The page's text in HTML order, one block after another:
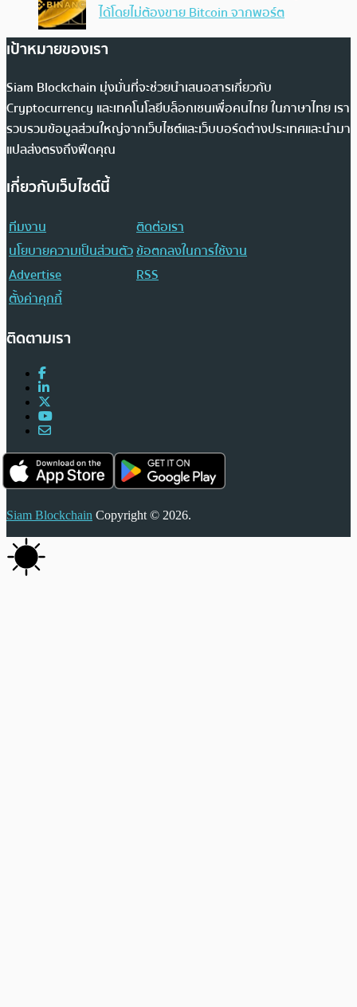
ได้โดยไม่ต้องขาย Bitcoin จากพอร์ต
เป้าหมายของเรา
Siam Blockchain มุ่งมั่นที่จะช่วยนำเสนอสารเกี่ยวกับ
Cryptocurrency และเทคโนโลยีบล็อกเชนเพื่อคนไทย ในภาษาไทย เรา
รวบรวมข้อมูลส่วนใหญ่จากเว็บไซต์และเว็บบอร์ดต่างประเทศและนำมา
แปลส่งตรงถึงฟีดคุณ
เกี่ยวกับเว็บไซต์นี้
ทีมงาน
ติดต่อเรา
นโยบายความเป็นส่วนตัวข้อตกลงในการใช้งาน
Advertise
RSS
ตั้งค่าคุกกี้
ติดตามเรา
Siam Blockchain Copyright © 2026.